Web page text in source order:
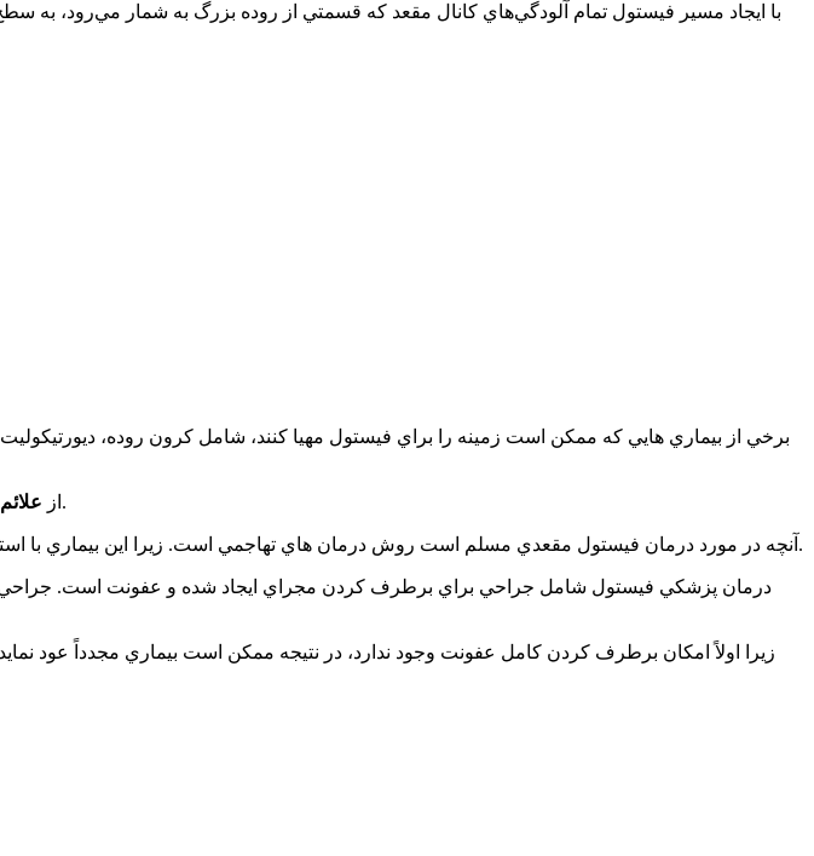
با ايجاد مسير فيستول تمام آلودگي‌هاي كانال مقعد كه قسمتي از روده بزرگ به شمار مي‌رود،
برخي از بيماري هايي كه ممكن است زمينه را براي فيستول مهيا كنند، شامل كرون روده،
از مي‌توانيم به بروز آبسه هاي مكرر، درد، سوزش، خارش، ترشحات بد بو و… اشاره كنيم.
آنچه در مورد درمان فيستول مقعدي مسلم است روش درمان هاي تهاجمي است. زيرا اين بيماري با استفاده از درمان هاي خانگي بهبود نيافته و تا به حال هيچ درمان دارويي نيز براي فيستول كشف نشده است.
درمان پزشكي فيستول شامل جراحي براي برطرف كردن مجراي ايجاد شده و عفونت است. جراحي
زيرا اولاً امكان برطرف كردن كامل عفونت وجود ندارد، در نتيجه ممكن است بيماري مجدداً عود